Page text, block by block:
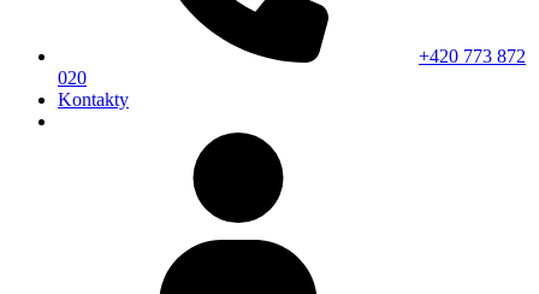
+420 773 872
020
Kontakty